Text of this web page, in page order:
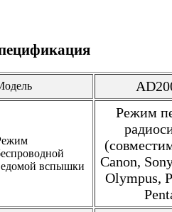
вспышки
Режим
Canon,
Olympus,